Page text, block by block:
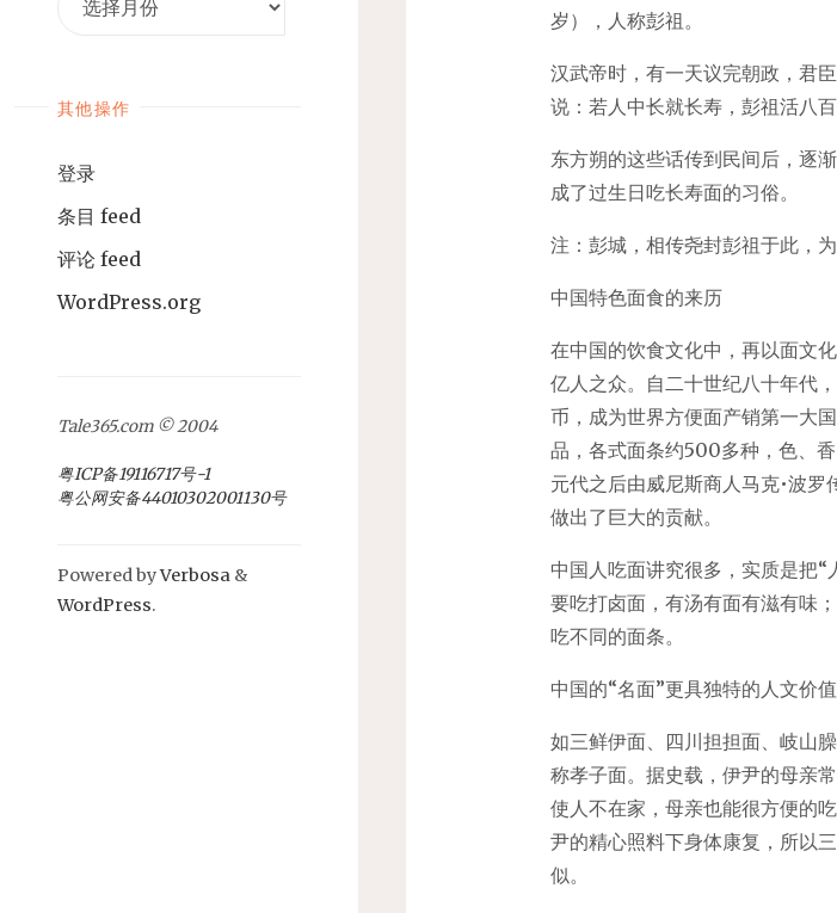
其他操作
登录
条目 feed
评论 feed
WordPress.org
Tale365.com © 2004
粤ICP备19116717号-1
粤公网安备44010302001130号
Powered byVerbosa &
WordPress.
岁），人称彭祖。
汉武帝时，有一天议完朝政，君
说：若人中长就长寿，彭祖活八
东方朔的这些话传到民间后，逐
成了过生日吃长寿面的习俗。
注：彭城，相传尧封彭祖于此，
中国特色面食的来历
在中国的饮食文化中，再以面文
亿人之众。自二十世纪八十年代
币，成为世界方便面产销第一大
品，各式面条约500多种，色、
元代之后由威尼斯商人马克•波
做出了巨大的贡献。
中国人吃面讲究很多，实质是把“
要吃打卤面，有汤有面有滋有味
吃不同的面条。
中国的“名面”更具独特的人文价值
如三鲜伊面、四川担担面、岐山
称孝子面。据史载，伊尹的母亲
使人不在家，母亲也能很方便的
尹的精心照料下身体康复，所以
似。